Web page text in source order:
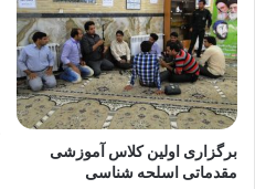
برگزاری اولین کلاس آموزشی
مقدماتی اسلحه شناسی